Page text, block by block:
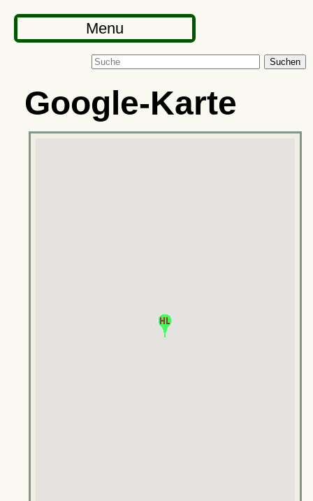
Menu
Suchen
Google-Karte